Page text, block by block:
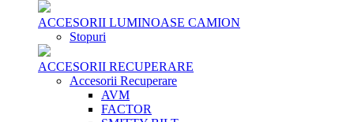
ACCESORII LUMINOASE CAMION
Stopuri
ACCESORII RECUPERARE
Accesorii Recuperare
AVM
FACTOR